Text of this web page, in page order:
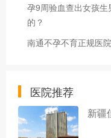
孕9周验血查出女孩
的？
南通不孕不育正规医
医院推荐
新疆